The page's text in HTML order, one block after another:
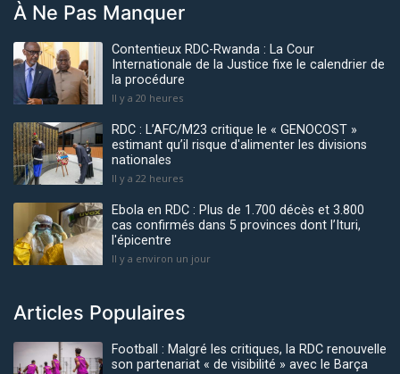
À Ne Pas Manquer
Contentieux RDC-Rwanda : La Cour
Internationale de la Justice fixe le calendrier de
la procédure
Il y a 20 heures
RDC : L’AFC/M23 critique le « GENOCOST »
estimant qu’il risque d'alimenter les divisions
nationales
Il y a 22 heures
Ebola en RDC : Plus de 1.700 décès et 3.800
cas confirmés dans 5 provinces dont l’Ituri,
l'épicentre
Il y a environ un jour
Articles Populaires
Football : Malgré les critiques, la RDC renouvelle
son partenariat « de visibilité » avec le Barça